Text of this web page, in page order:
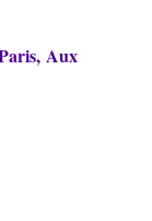
Aux